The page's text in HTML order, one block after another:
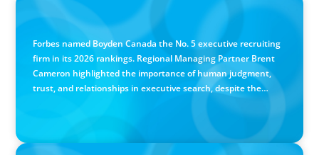
IN THE MEDIA
Canadian Recruitment Trends and Use of AI
Forbes named Boyden Canada the No. 5 executive recruiting
firm in its 2026 rankings. Regional Managing Partner Brent
Cameron highlighted the importance of human judgment,
trust, and relationships in executive search, despite the